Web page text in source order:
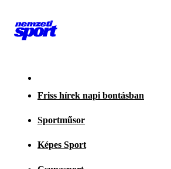
Friss hírek napi bontásban
Sportműsor
Képes Sport